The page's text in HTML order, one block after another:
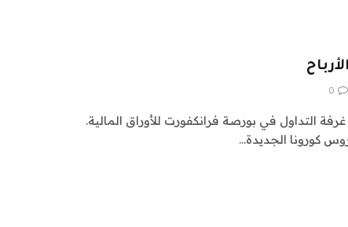
0
التداول في بورصة فرانكفورت للأوراق المالية.
كورونا الجديدة…